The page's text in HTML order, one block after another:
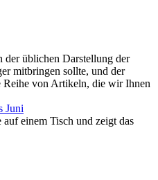
der üblichen Darstellung der
mitbringen sollte, und der
von Artikeln, die wir Ihnen
Juni